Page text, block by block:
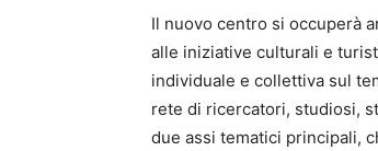
Il nuovo centro si occuperà
alle iniziative culturali e
individuale e collettiva sul
rete di ricercatori, studiosi,
due assi tematici principali,